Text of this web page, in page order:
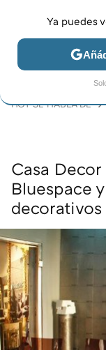
JARDÍN Y
HOY SE HABLA DE
Casa
Bluespace
decorativos
Ya puedes